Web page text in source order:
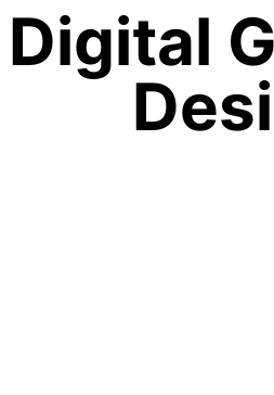
Digital